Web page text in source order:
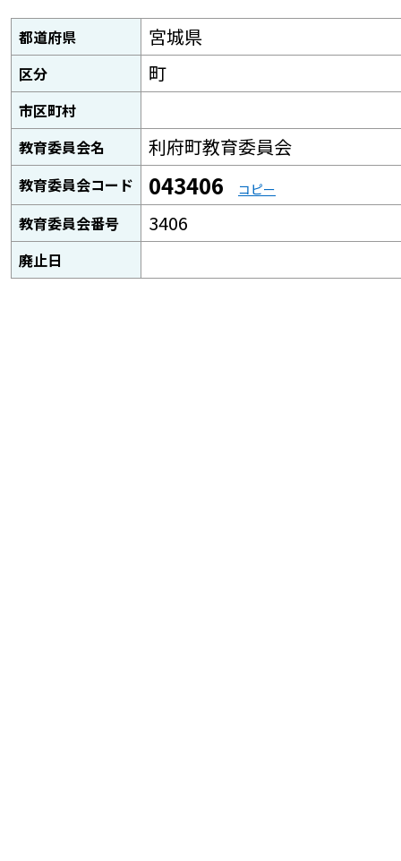
都道府県 宮城県
区分 町
市区町村
教育委員会名
利府町教育委員会
教育委員会コード 043406 コピー
教育委員会番号 3406
廃止日